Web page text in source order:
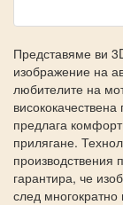
Представяме ви
изображение на
любителите на
предлага
прилягане.
производствения
гарантира, че
след многократно